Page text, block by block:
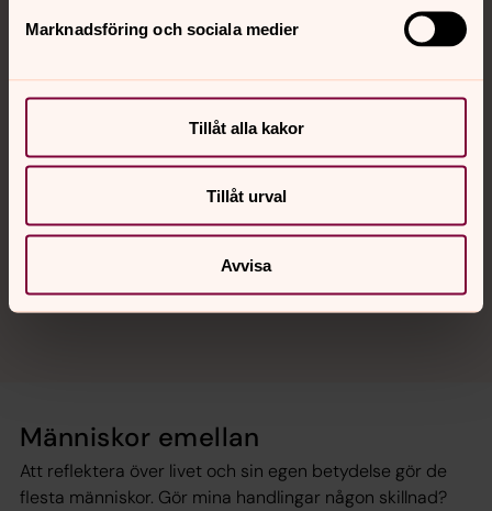
Marknadsföring och sociala medier
Tillåt alla kakor
Tillåt urval
Avvisa
verktyg för att bemöta dem på ett sätt som stärker ditt
barn eller ungdom.
Att lära känna sig själv och sina känslor ger en känsla av
tillhörighet och meningsfullhet i livet.
med max åtta deltagare.
Anmälan till Sandra Vallin, präst,
sandra.vallin@svenskakyrkan.se.
Varannan tisdag 17.00–19.00 på Borgmästargatan 11,
start 29 sept.
Människor emellan
Att reflektera över livet och sin egen betydelse gör de
flesta människor. Gör mina handlingar någon skillnad?